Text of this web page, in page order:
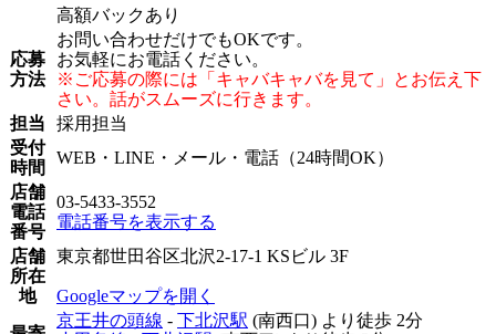
高額バックあり
応募
方法
お問い合わせだけでもOKです。
お気軽にお電話ください。
※ご応募の際には「キャバキャバを見て」とお伝え下
さい。話がスムーズに行きます。
担当
採用担当
受付
時間
WEB・LINE・メール・電話（24時間OK）
店舗
電話
番号
03-5433-3552
電話番号を表示する
店舗
所在
地
東京都世田谷区北沢2-17-1 KSビル 3F
Googleマップを開く
京王井の頭線 - 下北沢駅 (南西口) より徒歩 2分